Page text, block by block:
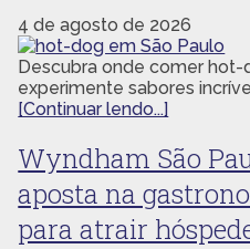
4 de agosto de 2026
Descubra onde comer hot-
experimente sabores
[Continuar lendo...]
Wyndham São
aposta na
para atrair